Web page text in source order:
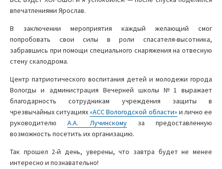
впечатлениями Ярослав.
В заключении мероприятия каждый желающий смог
попробовать свои силы в роли спасателя-высотника,
забравшись при помощи специального снаряжения на отвесную
стену скалодрома.
Центр патриотического воспитания детей и молодежи города
Вологды и администрация Вечерней школы №1 выражает
благодарность сотрудникам учреждения защиты в
чрезвычайных ситуациях «АСС Вологодской области» и лично ее
руководителюА.А. Лучинскомуза предоставленную
возможность посетить их организацию.
Так прошел 2-й день, уверены, что завтра будет не менее
интересно и познавательно!